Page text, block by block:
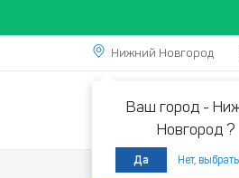
Нижний Новгород
Ваш город -
Новгород ?
Да Нет,
Акции